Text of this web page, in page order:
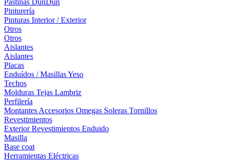
Pastinas DunDun
Pinturería
Pinturas Interior / Exterior
Otros
Otros
Aislantes
Aislantes
Placas
Enduídos / MasillasYeso
Techos
Molduras Tejas Lambriz
Perfilería
Montantes Accesorios Omegas Soleras Tornillos
Revestimientos
ExteriorRevestimientos Enduido
Masilla
Base coat
Herramientas Eléctricas